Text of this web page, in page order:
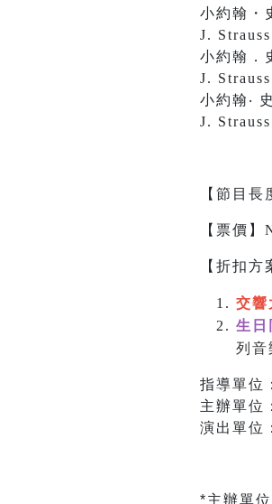
小約翰・
J.
小約翰．
J.
小約翰‧
J.
【節目
【票價
【折扣方
交響
生日
列音
指導單位
主辦單位
演出單位
*主辦單